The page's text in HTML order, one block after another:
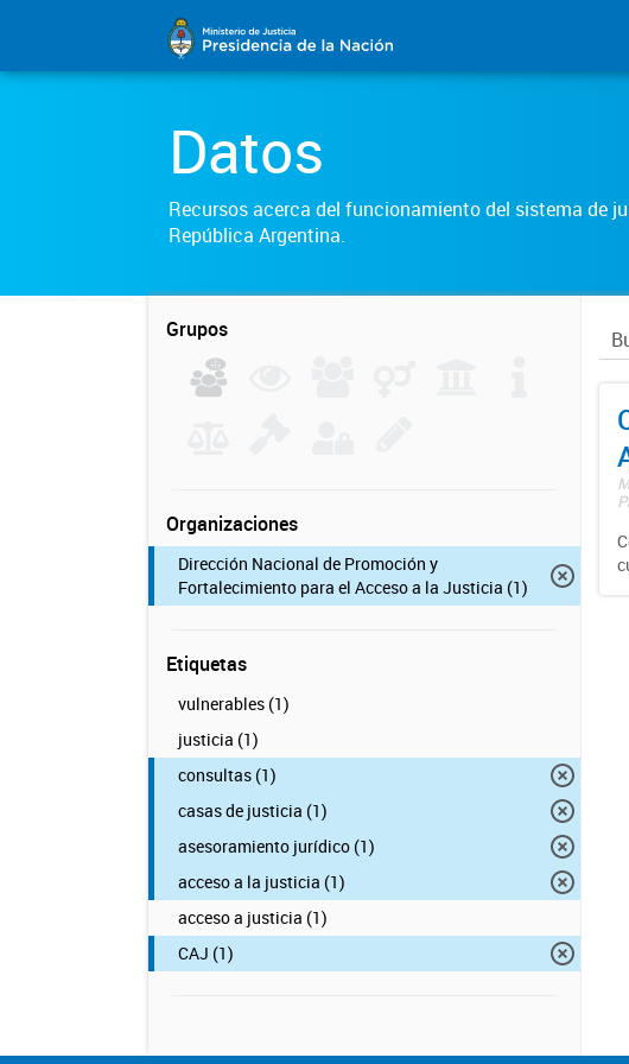
Datos
Recursos acerca del funcionamiento del sistema de
República Argentina.
Grupos
Organizaciones
Dirección Nacional de Promoción y
Fortalecimiento para el Acceso a la Justicia (1)
Etiquetas
vulnerables (1)
justicia (1)
consultas (1)
casas de justicia (1)
asesoramiento jurídico (1)
acceso a la justicia (1)
acceso a justicia (1)
CAJ (1)